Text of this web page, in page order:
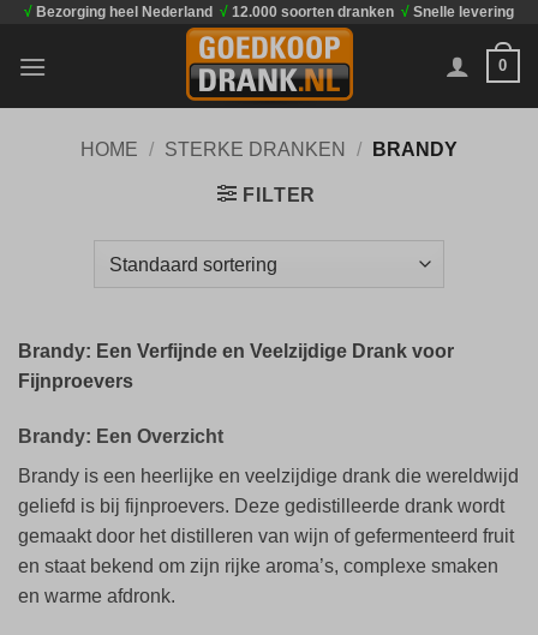
inhoud
√ Bezorging heel Nederland √ 12.000 soorten dranken √ Snelle levering
0
HOME / STERKE DRANKEN / BRANDY
FILTER
Brandy: Een Verfijnde en Veelzijdige Drank voor
Fijnproevers
Brandy: Een Overzicht
Brandy is een heerlijke en veelzijdige drank die wereldwijd
geliefd is bij fijnproevers. Deze gedistilleerde drank wordt
gemaakt door het distilleren van wijn of gefermenteerd fruit
en staat bekend om zijn rijke aroma’s, complexe smaken
en warme afdronk.